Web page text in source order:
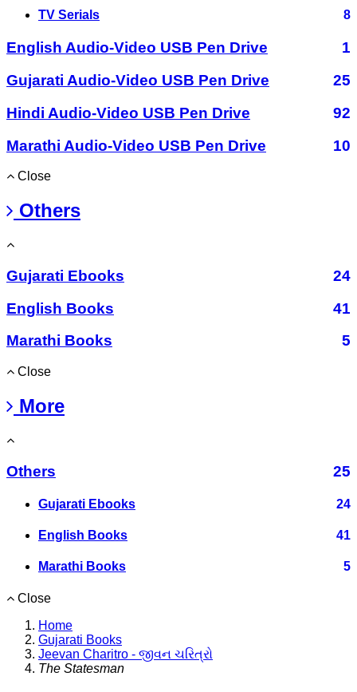
TV Serials 8
English Audio-Video USB Pen Drive
1
Gujarati Audio-Video USB Pen Drive
25
Hindi Audio-Video USB Pen Drive
92
Marathi Audio-Video USB Pen Drive
10
Close
Others
Gujarati Ebooks
24
English Books
41
Marathi Books
5
Close
More
Others 25
Gujarati Ebooks 24
English Books 41
Marathi Books 5
Close
Home
Gujarati Books
Jeevan Charitro - જીવન ચરિત્રો
The Statesman